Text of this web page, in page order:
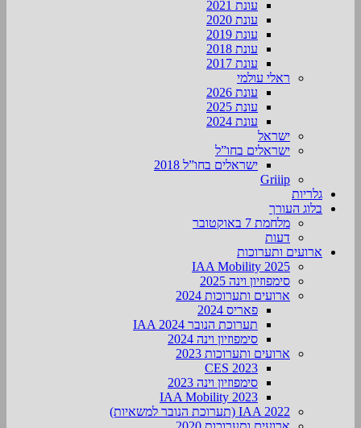
עונת 2021
עונת 2020
עונת 2019
עונת 2018
עונת 2017
ראלי עולמי
עונת 2026
עונת 2025
עונת 2024
ישראל
ישראלים בחו”ל
ישראלים בחו”ל 2018
Griiip
גלריות
בלוג העורך
מלחמת 7 באוקטובר
דעות
ארועים ותערוכות
2025 IAA Mobility
סימפוזיון וינה 2025
ארועים ותערוכות 2024
פאריס 2024
תערוכת הנובר IAA 2024
סימפוזיון וינה 2024
ארועים ותערוכות 2023
CES 2023
סימפוזיון וינה 2023
IAA Mobility 2023
IAA 2022 (תערוכת הנובר למשאיות)